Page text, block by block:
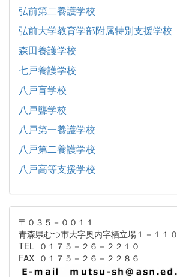
弘前第二養護学校
弘前大学教育学部附属特別支援学校
森田養護学校
七戸養護学校
八戸盲学校
八戸聾学校
八戸第一養護学校
八戸第二養護学校
八戸高等支援学校
〒０３５－００１１
青森県むつ市大字奥内字栖立場１－１１０
TEL ０１７５－２６－２２１０
FAX ０１７５－２６－２２８６